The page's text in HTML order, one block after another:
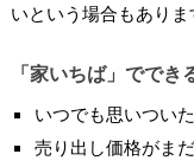
いという場合もありま
「家いちば」ででき
いつでも思いつい
売り出し価格がま